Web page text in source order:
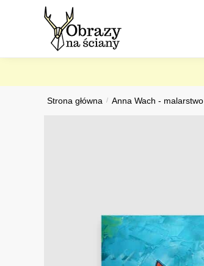
Strona główna / Anna Wach - malarstwo